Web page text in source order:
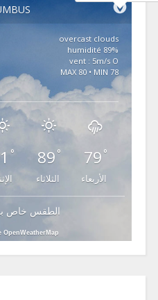
overcast clouds
89% humidité
vent : 5m/s O
MAX 80 • MIN 78
° 89 °
الثلاثاء
79 °
الأربعاء
الطقس خاص
OpenWeatherMap